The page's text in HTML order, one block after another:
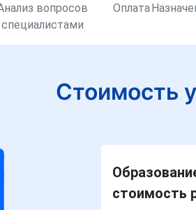
вопросов
специалистами
Оплата
Стоимость
стоимость